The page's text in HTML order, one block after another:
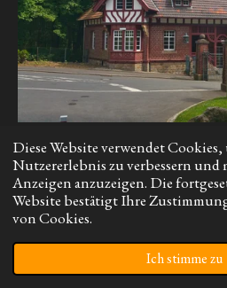
Diese Website verwendet
Nutzererlebnis zu verbessern und
Anzeigen anzuzeigen. Die
Website bestätigt Ihre
von Cookies.
Ich stimme zu